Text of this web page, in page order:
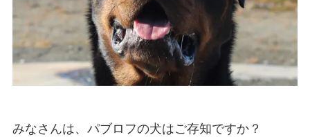
みなさんは、パブロフの犬はご存知ですか？